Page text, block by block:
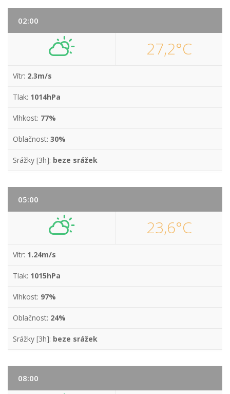
02:00
27,2°C
Vítr: 2.3m/s
Tlak: 1014hPa
Vlhkost: 77%
Oblačnost: 30%
Srážky [3h]: beze srážek
05:00
23,6°C
Vítr: 1.24m/s
Tlak: 1015hPa
Vlhkost: 97%
Oblačnost: 24%
Srážky [3h]: beze srážek
08:00